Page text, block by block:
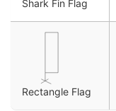
Shark Fin Flag
Rectangle Flag